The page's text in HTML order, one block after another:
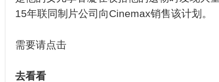
15年联同制片公司向Cinemax销售该计划。
需要请点击
去看看